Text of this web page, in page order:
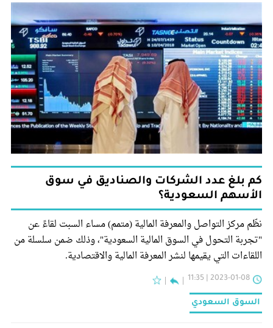
كم بلغ عدد الشركات والصناديق في سوق
الأسهم السعودية؟
نظّم مركز التواصل والمعرفة المالية (متمم) مساء السبت لقاءً عن
"تجربة التحول في السوق المالية السعودية"، وذلك ضمن سلسلة من
اللقاءات التي يقيمها لنشر المعرفة المالية والاقتصادية.
2023-01-08 | 11:35
السوق السعودي